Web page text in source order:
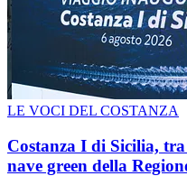
LE VOCI DEL COSTANZA
Costanza I di Sicilia,
nave green della